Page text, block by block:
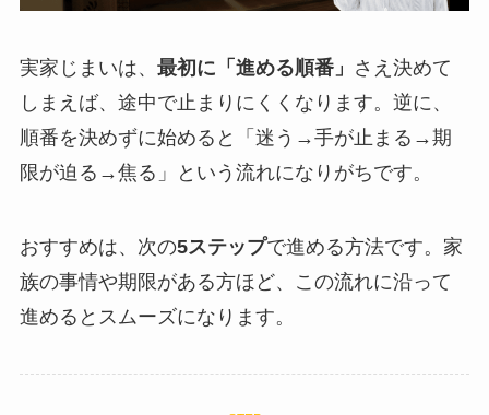
実家じまいは、 最初に「進める順番」 さえ決めて
しまえば、途中で止まりにくくなります。逆に、
順番を決めずに始めると「迷う→手が止まる→期
限が迫る→焦る」という流れになりがちです。
おすすめは、次の5ステップで進める方法です。家
族の事情や期限がある方ほど、この流れに沿って
進めるとスムーズになります。